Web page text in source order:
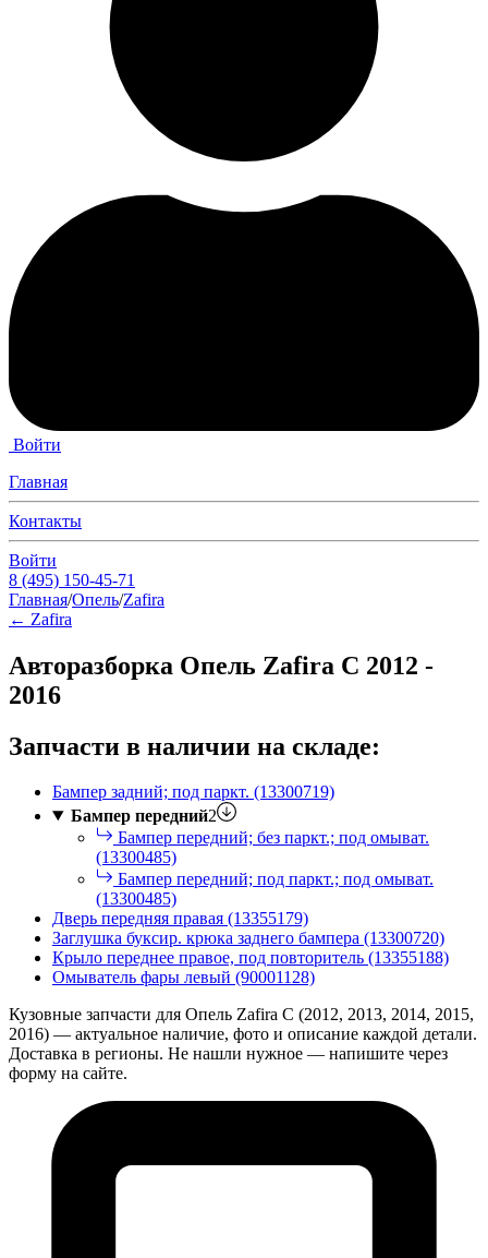
Войти
Главная
Контакты
Войти
8 (495) 150-45-71
Главная/Опель/Zafira
← Zafira
Авторазборка Опель Zafira С 2012 -
2016
Запчасти в наличии на складе:
Бампер задний; под паркт. (13300719)
Бампер передний2
Бампер передний; без паркт.; под омыват.
(13300485)
Бампер передний; под паркт.; под омыват.
(13300485)
Дверь передняя правая (13355179)
Заглушка буксир. крюка заднего бампера (13300720)
Крыло переднее правое, под повторитель (13355188)
Омыватель фары левый (90001128)
Кузовные запчасти для Опель Zafira С (2012, 2013, 2014, 2015,
2016) — актуальное наличие, фото и описание каждой детали.
Доставка в регионы. Не нашли нужное — напишите через
форму на сайте.